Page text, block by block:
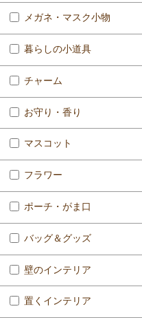
メガネ・マスク小物
暮らしの小道具
チャーム
お守り・香り
マスコット
フラワー
ポーチ・がま口
バッグ＆グッズ
壁のインテリア
置くインテリア